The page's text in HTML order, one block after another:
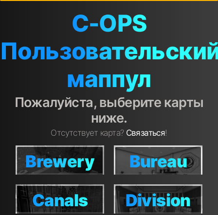
C-OPS
маппул
Пожалуйста, выберите карты
ниже.
Отсутствует карта? Связаться!
Brewery
Brewery Bureau
Bureau
Canals
Canals Division
Division